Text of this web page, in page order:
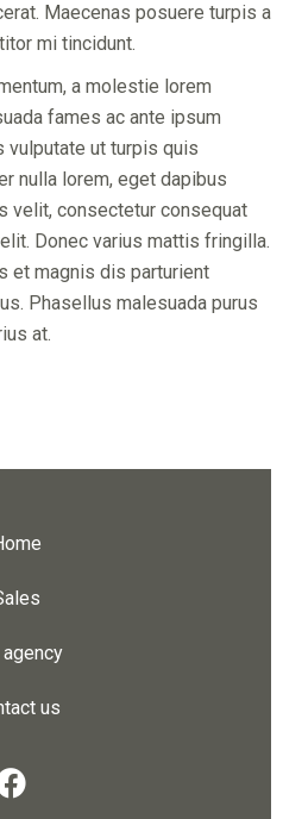
Maecenas posuere turpis a
mi tincidunt.
a molestie lorem
fames ac ante ipsum
vulputate ut turpis quis
nulla lorem, eget dapibus
velit, consectetur consequat
Donec varius mattis fringilla.
et magnis dis parturient
Phasellus malesuada purus
at.
agency
us